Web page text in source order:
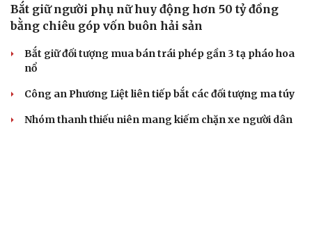
Bắt giữ người phụ nữ huy động hơn 50 tỷ đồng
bằng chiêu góp vốn buôn hải sản
Bắt giữ đối tượng mua bán trái phép gần 3 tạ pháo hoa
nổ
Công an Phương Liệt liên tiếp bắt các đối tượng ma túy
Nhóm thanh thiếu niên mang kiếm chặn xe người dân